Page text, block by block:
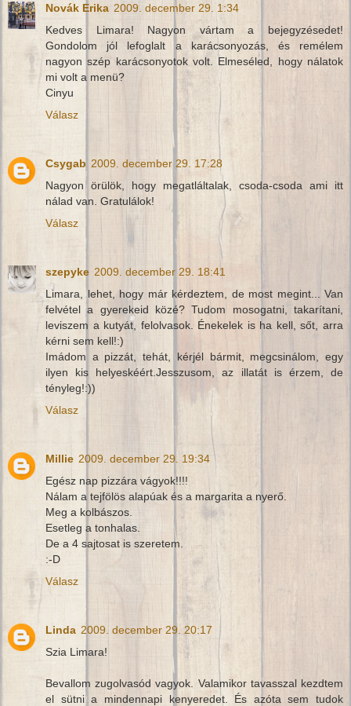
Novák Erika 2009. december 29. 1:34
Kedves Limara! Nagyon vártam a bejegyzésedet!
Gondolom jól lefoglalt a karácsonyozás, és remélem
nagyon szép karácsonyotok volt. Elmeséled, hogy nálatok
mi volt a menü?
Cinyu
Válasz
Csygab 2009. december 29. 17:28
Nagyon örülök, hogy megatláltalak, csoda-csoda ami itt
nálad van. Gratulálok!
Válasz
szepyke 2009. december 29. 18:41
Limara, lehet, hogy már kérdeztem, de most megint... Van
felvétel a gyerekeid közé? Tudom mosogatni, takarítani,
leviszem a kutyát, felolvasok. Énekelek is ha kell, sőt, arra
kérni sem kell!:)
Imádom a pizzát, tehát, kérjél bármit, megcsinálom, egy
ilyen kis helyeskéért.Jesszusom, az illatát is érzem, de
tényleg!:))
Válasz
Millie 2009. december 29. 19:34
Egész nap pizzára vágyok!!!!
Nálam a tejfölös alapúak és a margarita a nyerő.
Meg a kolbászos.
Esetleg a tonhalas.
De a 4 sajtosat is szeretem.
:-D
Válasz
Linda 2009. december 29. 20:17
Szia Limara!
Bevallom zugolvasód vagyok. Valamikor tavasszal kezdtem
el sütni a mindennapi kenyeredet. És azóta sem tudok